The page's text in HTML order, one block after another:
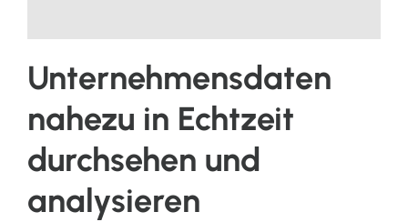
Unternehmensdaten
nahezu in Echtzeit
durchsehen und
analysieren